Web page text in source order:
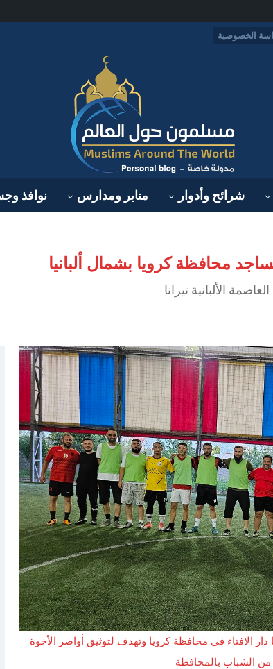
الخصوصية
شرائح وأدوار منابر ومدارس نوافذ
محافظة كرويا بشمال ألبانيا
الألبانية تيرانا
الافتاء في محافظة كرويا وتهدف لتوثيق أواصر الأخوة
من الشباب بالمحافظة